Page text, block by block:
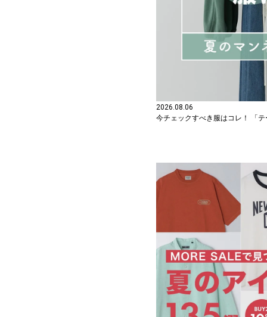
2026.08.06
今チェックすべき服はコレ！ 「